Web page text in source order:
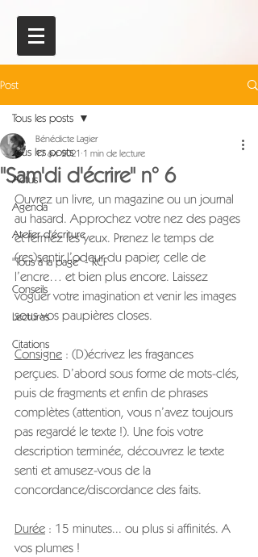
Post
Tous les posts
Actus
Agenda
Atelier d'écriture
"Tous à la page" - RCF
Conseils
Lectures
Citations
Tous les posts
"Sam'di d'écrire" n° 6
Bénédicte Lagier
17 avr. 2021 1 min de lecture
Ouvrez un livre, un magazine ou un journal
au hasard. Approchez votre nez des pages
et fermez les yeux. Prenez le temps de
(res)sentir l’odeur du papier, celle de
l’encre… et bien plus encore. Laissez
voguer votre imagination et venir les images
sous vos paupières closes.
Consigne : (D)écrivez les fragances
perçues. D’abord sous forme de mots-clés,
puis de fragments et enfin de phrases
complètes (attention, vous n’avez toujours
pas regardé le texte !). Une fois votre
description terminée, découvrez le texte
senti et amusez-vous de la
concordance/discordance des faits.
Durée : 15 minutes... ou plus si affinités. A
vos plumes !